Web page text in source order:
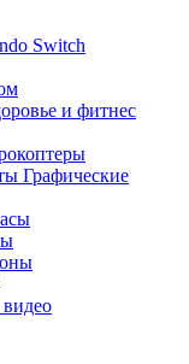
Switch
и фитнес
Графические